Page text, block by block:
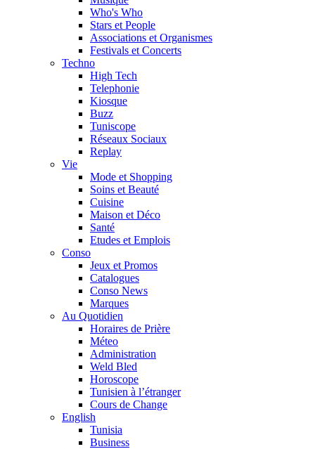
Who's Who
Stars et People
Associations et Organismes
Festivals et Concerts
Techno
High Tech
Telephonie
Kiosque
Buzz
Tuniscope
Réseaux Sociaux
Replay
Vie
Mode et Shopping
Soins et Beauté
Cuisine
Maison et Déco
Santé
Etudes et Emplois
Conso
Jeux et Promos
Catalogues
Conso News
Marques
Au Quotidien
Horaires de Prière
Méteo
Administration
Weld Bled
Horoscope
Tunisien à l’étranger
Cours de Change
English
Tunisia
Business